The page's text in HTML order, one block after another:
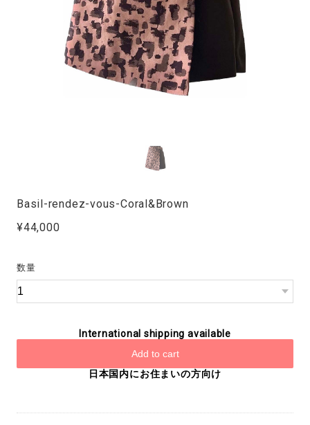
Basil-rendez-vous-Coral&Brown
¥44,000
数量
International shipping available
Add to cart
日本国内にお住まいの方向け